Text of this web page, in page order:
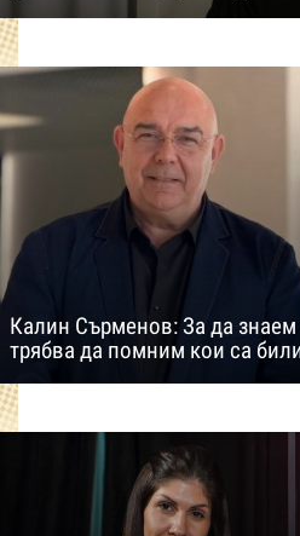
Калин Сърменов: За да
трябва да помним кои са